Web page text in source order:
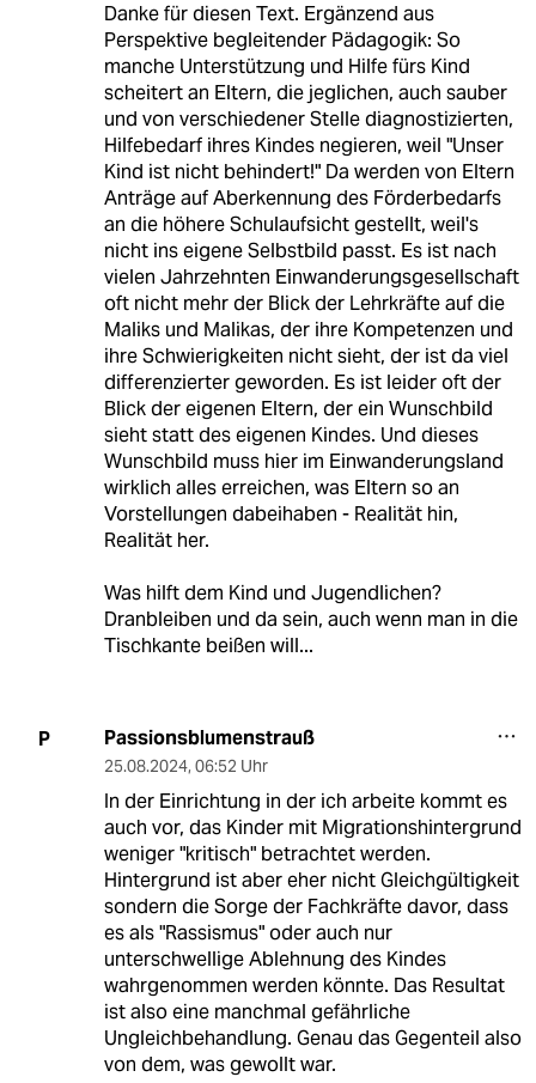
Danke für diesen Text. Ergänzend aus
Perspektive begleitender Pädagogik: So
manche Unterstützung und Hilfe fürs Kind
scheitert an Eltern, die jeglichen, auch sauber
und von verschiedener Stelle diagnostizierten,
Hilfebedarf ihres Kindes negieren, weil "Unser
Kind ist nicht behindert!" Da werden von Eltern
Anträge auf Aberkennung des Förderbedarfs
an die höhere Schulaufsicht gestellt, weil's
nicht ins eigene Selbstbild passt. Es ist nach
vielen Jahrzehnten Einwanderungsgesellschaft
oft nicht mehr der Blick der Lehrkräfte auf die
Maliks und Malikas, der ihre Kompetenzen und
ihre Schwierigkeiten nicht sieht, der ist da viel
differenzierter geworden. Es ist leider oft der
Blick der eigenen Eltern, der ein Wunschbild
sieht statt des eigenen Kindes. Und dieses
Wunschbild muss hier im Einwanderungsland
wirklich alles erreichen, was Eltern so an
Vorstellungen dabeihaben - Realität hin,
Realität her.
Was hilft dem Kind und Jugendlichen?
Dranbleiben und da sein, auch wenn man in die
Tischkante beißen will...
P Passionsblumenstrauß
25.08.2024, 06:52 Uhr
In der Einrichtung in der ich arbeite kommt es
auch vor, das Kinder mit Migrationshintergrund
weniger "kritisch" betrachtet werden.
Hintergrund ist aber eher nicht Gleichgültigkeit
sondern die Sorge der Fachkräfte davor, dass
es als "Rassismus" oder auch nur
unterschwellige Ablehnung des Kindes
wahrgenommen werden könnte. Das Resultat
ist also eine manchmal gefährliche
Ungleichbehandlung. Genau das Gegenteil also
von dem, was gewollt war.